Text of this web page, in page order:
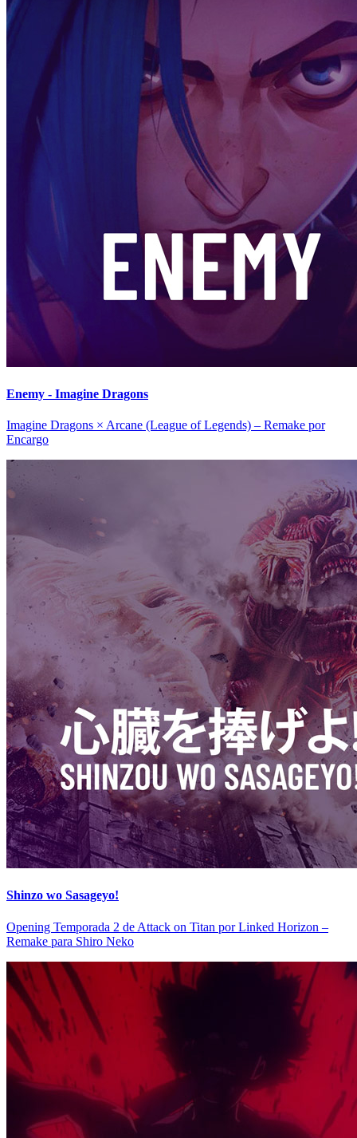
Enemy - Imagine Dragons
Imagine Dragons × Arcane (League of Legends) – Remake por
Encargo
Shinzo wo Sasageyo!
Opening Temporada 2 de Attack on Titan por Linked Horizon –
Remake para Shiro Neko